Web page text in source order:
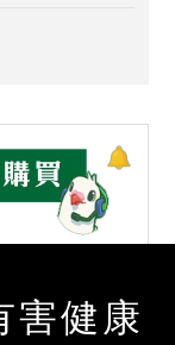
害健康